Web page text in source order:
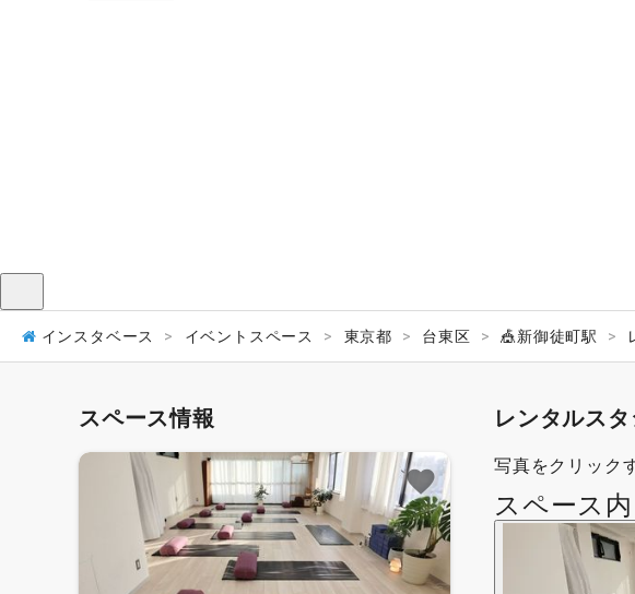
インスタベース イベントスペース 東京都 台東区 🎪新御徒町駅
スペース情報 レンタルス
写真をクリック
スペース内